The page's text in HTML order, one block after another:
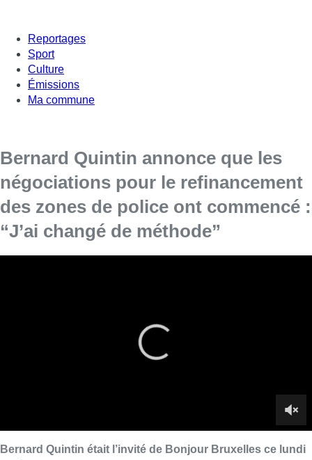
Reportages
Sport
Culture
Émissions
Ma commune
Bernard Quintin annonce que les
négociations pour le refinancement
des zones de police ont commencé :
“J’ai changé de méthode”
plénière un projet de loi qui entérine la fusion des six zones de
comprendra plus qu’une seule zone de police, la plus grande
constitutionnelle, tout comme plusieurs communes. Un recours